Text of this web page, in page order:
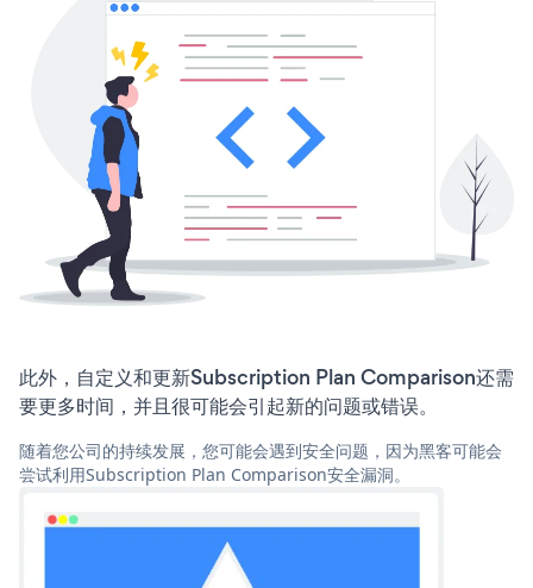
此外，自定义和更新Subscription Plan Comparison还需
要更多时间，并且很可能会引起新的问题或错误。
随着您公司的持续发展，您可能会遇到安全问题，因为黑客可能会
尝试利用Subscription Plan Comparison安全漏洞。